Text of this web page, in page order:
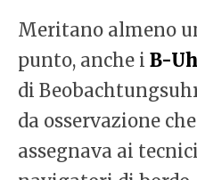
Meritano almeno
punto, anche i B-
di
da osservazione
assegnava ai